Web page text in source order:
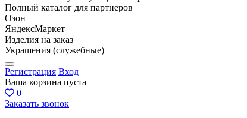
Полный каталог для партнеров
Озон
ЯндексМаркет
Изделия на заказ
Украшения (служебные)
Регистрация Вход
Ваша корзина пуста
0
Заказать звонок